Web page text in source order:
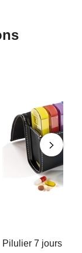
Pilulier 7 jours